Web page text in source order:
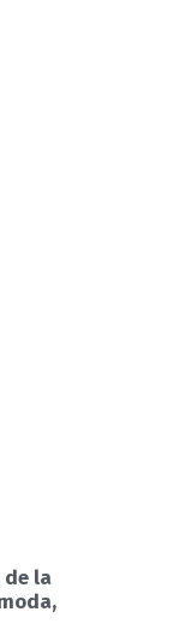
de la